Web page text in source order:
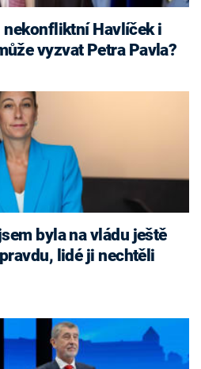
vyzvat Petra Pavla?
byla na vládu ještě
lidé ji nechtěli